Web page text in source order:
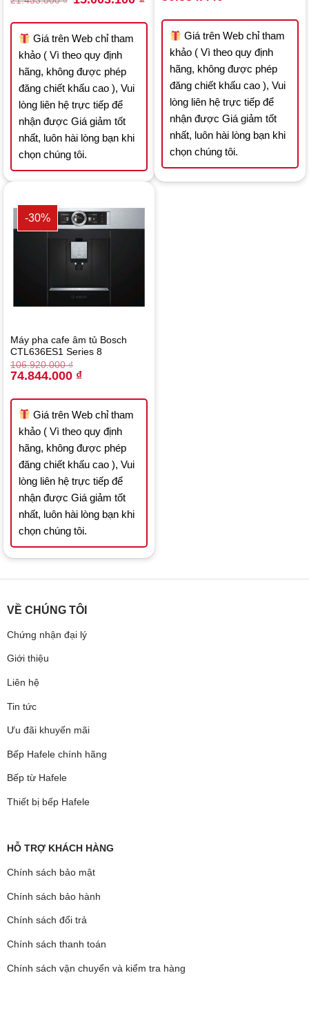
price
21.433.000 ₫.
15.003.100 ₫.
Giá trên Web chỉ tham
khảo ( Vì theo quy định
hãng, không được phép
đăng chiết khấu cao ), Vui
lòng liên hệ trực tiếp để
nhận được Giá giảm tốt
nhất, luôn hài lòng bạn khi
chọn chúng tôi.
price
115.549.200 ₫.
80.884.440 ₫.
Giá trên Web chỉ tham
khảo ( Vì theo quy định
hãng, không được phép
đăng chiết khấu cao ), Vui
lòng liên hệ trực tiếp để
nhận được Giá giảm tốt
nhất, luôn hài lòng bạn khi
chọn chúng tôi.
-30%
Máy pha cafe âm tủ Bosch
CTL636ES1 Series 8
106.920.000₫
Original
price
106.920.000 ₫.
74.844.000 ₫Current
price
74.844.000 ₫.
Giá trên Web chỉ tham
khảo ( Vì theo quy định
hãng, không được phép
đăng chiết khấu cao ), Vui
lòng liên hệ trực tiếp để
nhận được Giá giảm tốt
nhất, luôn hài lòng bạn khi
chọn chúng tôi.
VỀ CHÚNG TÔI
Chứng nhận đại lý
Giới thiệu
Liên hệ
Tin tức
Ưu đãi khuyến mãi
Bếp Hafele chính hãng
Bếp từ Hafele
Thiết bị bếp Hafele
HỖ TRỢ KHÁCH HÀNG
Chính sách bảo mật
Chính sách bảo hành
Chính sách đổi trả
Chính sách thanh toán
Chính sách vận chuyển và kiểm tra hàng